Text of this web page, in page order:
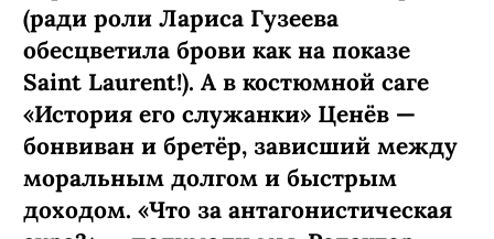
(ради роли Лариса Гузеева
обесцветила брови как на показе
Saint Laurent!). А в костюмной саге
«История его служанки» Ценёв —
бонвиван и бретёр, зависший между
моральным долгом и быстрым
доходом. «Что за антагонистическая